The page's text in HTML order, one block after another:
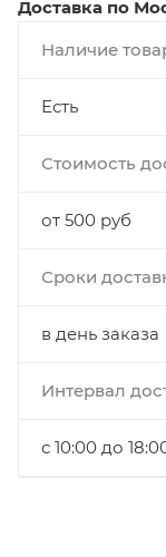
Доставка по
Наличие
Есть
Стоимость
от 500 руб
Сроки
в день заказа
Интервал
с 10:00 до